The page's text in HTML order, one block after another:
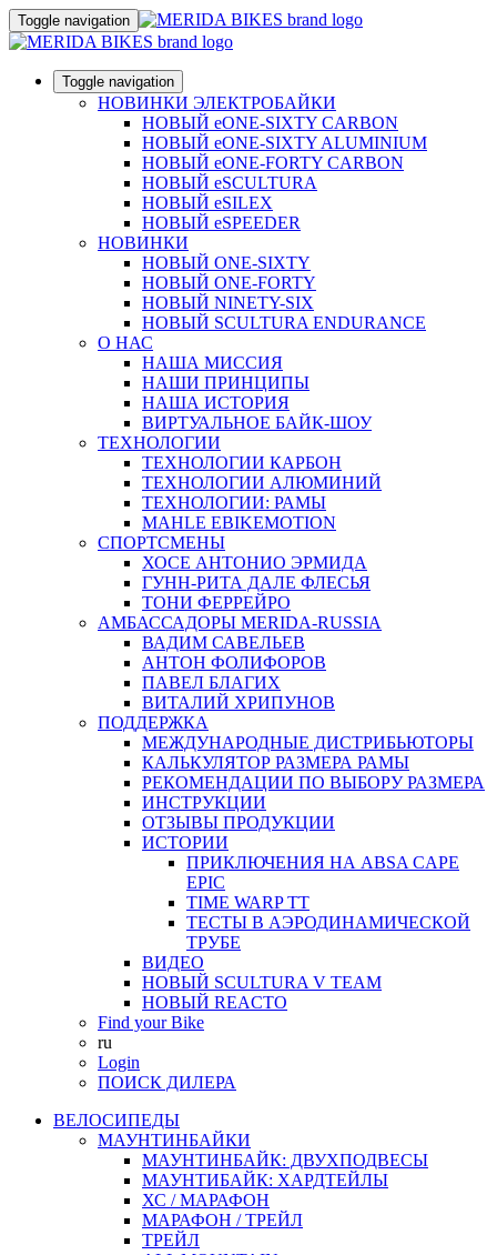
Toggle navigation
Toggle navigation
НОВИНКИ ЭЛЕКТРОБАЙКИ
НОВЫЙ eONE-SIXTY CARBON
НОВЫЙ eONE-SIXTY ALUMINIUM
НОВЫЙ eONE-FORTY CARBON
НОВЫЙ eSCULTURA
НОВЫЙ eSILEX
НОВЫЙ eSPEEDER
НОВИНКИ
НОВЫЙ ONE-SIXTY
НОВЫЙ ONE-FORTY
НОВЫЙ NINETY-SIX
НОВЫЙ SCULTURA ENDURANCE
О НАС
НАША МИССИЯ
НАШИ ПРИНЦИПЫ
НАША ИСТОРИЯ
ВИРТУАЛЬНОЕ БАЙК-ШОУ
ТЕХНОЛОГИИ
ТЕХНОЛОГИИ КАРБОН
ТЕХНОЛОГИИ АЛЮМИНИЙ
ТЕХНОЛОГИИ: РАМЫ
MAHLE EBIKEMOTION
СПОРТСМЕНЫ
ХОСЕ АНТОНИО ЭРМИДА
ГУНН-РИТА ДАЛЕ ФЛЕСЬЯ
ТОНИ ФЕРРЕЙРО
АМБАССАДОРЫ MERIDA-RUSSIA
ВАДИМ САВЕЛЬЕВ
АНТОН ФОЛИФОРОВ
ПАВЕЛ БЛАГИХ
ВИТАЛИЙ ХРИПУНОВ
ПОДДЕРЖКА
МЕЖДУНАРОДНЫЕ ДИСТРИБЬЮТОРЫ
КАЛЬКУЛЯТОР РАЗМЕРА РАМЫ
РЕКОМЕНДАЦИИ ПО ВЫБОРУ РАЗМЕРА
ИНСТРУКЦИИ
ОТЗЫВЫ ПРОДУКЦИИ
ИСТОРИИ
ПРИКЛЮЧЕНИЯ НА ABSA CAPE
EPIC
TIME WARP TT
ТЕСТЫ В АЭРОДИНАМИЧЕСКОЙ
ТРУБЕ
ВИДЕО
НОВЫЙ SCULTURA V TEAM
НОВЫЙ REACTO
Find your Bike
ru
Login
ПОИСК ДИЛЕРА
ВЕЛОСИПЕДЫ
МАУНТИНБАЙКИ
МАУНТИНБАЙК: ДВУХПОДВЕСЫ
МАУНТИБАЙК: ХАРДТЕЙЛЫ
ХС / МАРАФОН
МАРАФОН / ТРЕЙЛ
ТРЕЙЛ